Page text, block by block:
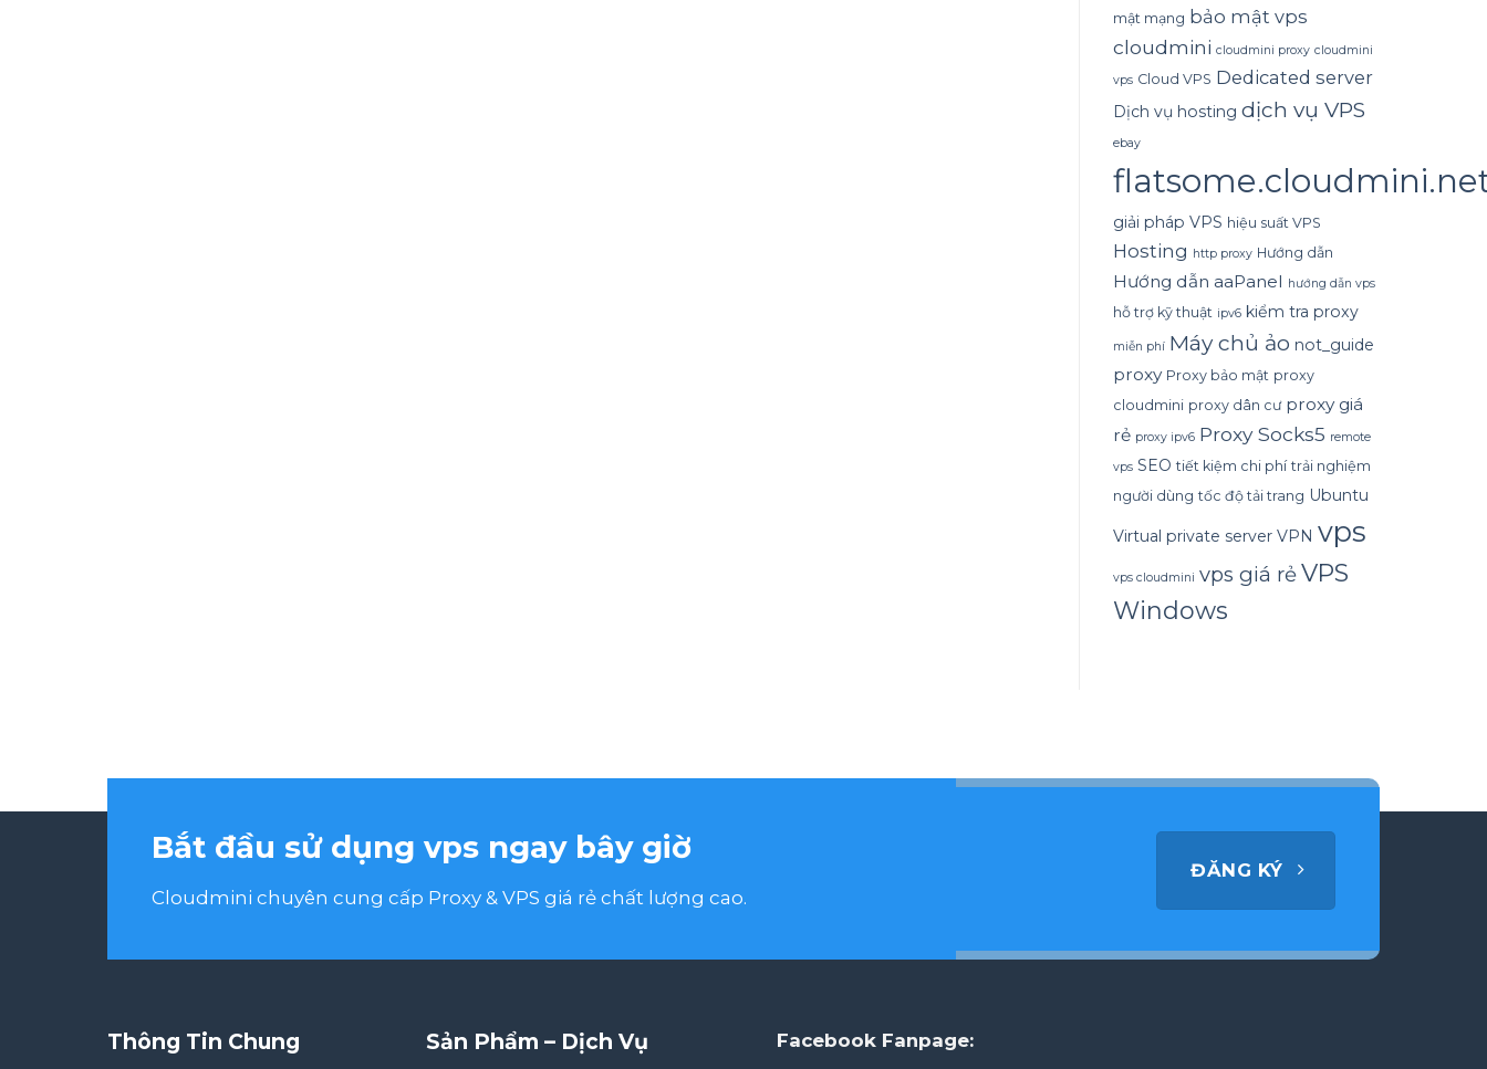
mật mạng bảo mật vps
cloudmini cloudmini proxy cloudmini
vps Cloud VPS Dedicated server
Dịch vụ hosting dịch vụ VPS
ebay
giải pháp VPS hiệu suất VPS
Hosting http proxy Hướng dẫn
Hướng dẫn aaPanel hướng dẫn vps
hỗ trợ kỹ thuật ipv6 kiểm tra proxy
miễn phí Máy chủ ảo not_guide
proxy Proxy bảo mật proxy
cloudmini proxy dân cư proxy giá
rẻ proxy ipv6 Proxy Socks5 remote
vps SEO tiết kiệm chi phí trải nghiệm
người dùng tốc độ tải trang Ubuntu
Virtual private server VPN vps
vps cloudmini vps giá rẻVPS
Windows
Bắt đầu sử dụng vps ngay bây giờ
Cloudmini chuyên cung cấp Proxy & VPS giá rẻ chất lượng cao.
ĐĂNG KÝ
Thông Tin Chung Sản Phẩm – Dịch Vụ Facebook Fanpage: